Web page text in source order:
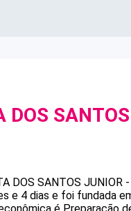
DOS SANTOS JUNIOR
e 4 dias e foi fundada